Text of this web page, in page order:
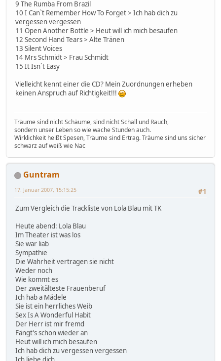
9 The Rumba From Brazil
10 I Can`t Remember How To Forget > Ich hab dich zu
vergessen vergessen
11 Open Another Bottle > Heut will ich mich besaufen
12 Second Hand Tears > Alte Tränen
13 Silent Voices
14 Mrs Schmidt > Frau Schmidt
15 It Isn`t Easy
Vielleicht kennt einer die CD? Mein Zuordnungen erheben
keinen Anspruch auf Richtigkeit!!!
Träume sind nicht Schäume, sind nicht Schall und Rauch,
sondern unser Leben so wie wache Stunden auch.
Wirklichkeit heißt Spesen, Träume sind Ertrag. Träume sind uns sicher
schwarz auf weiß wie Nac
Guntram
#1
17. Januar 2007, 15:15:25
Zum Vergleich die Trackliste von Lola Blau mit TK
Heute abend: Lola Blau
Im Theater ist was los
Sie war liab
Sympathie
Die Wahrheit vertragen sie nicht
Weder noch
Wie kommt es
Der zweitälteste Frauenberuf
Ich hab a Mädele
Sie ist ein herrliches Weib
Sex Is A Wonderful Habit
Der Herr ist mir fremd
Fängt's schon wieder an
Heut will ich mich besaufen
Ich hab dich zu vergessen vergessen